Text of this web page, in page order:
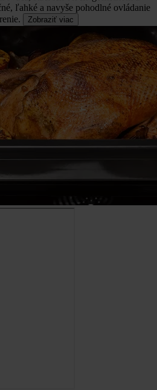
ľahké a navyše pohodlné ovládanie
Zobraziť viac